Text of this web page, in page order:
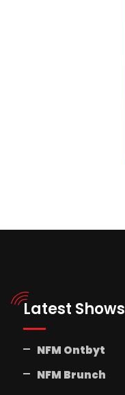
Latest Shows
NFM Ontbyt
NFM Brunch